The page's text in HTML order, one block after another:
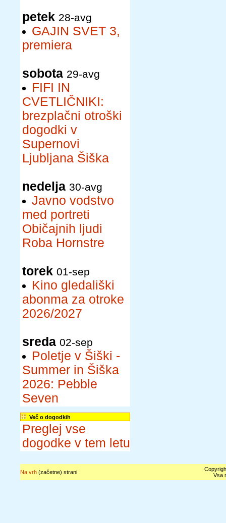
petek 28-avg
GAJIN SVET 3,
premiera
sobota 29-avg
FIFI IN
CVETLIČNIKI:
brezplačni otroški
dogodki v
Supernovi
Ljubljana Šiška
nedelja 30-avg
Javno vodstvo
med portreti
Običajnih ljudi
Roba Hornstre
torek 01-sep
Kino gledališki
abonma za otroke
2026/2027
sreda 02-sep
Poletje v Šiški -
Summer in Šiška
2026: Pebble
Seven
Več o dogodkih
Preglej vse
dogodke v tem letu
Na vrh(začetne) strani
Vsa